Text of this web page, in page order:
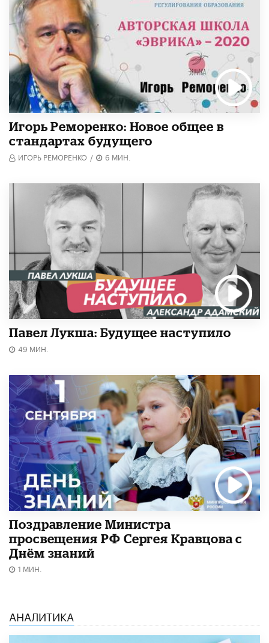
Игорь Реморенко: Новое общее в
стандартах будущего
ИГОРЬ РЕМОРЕНКО / 6 МИН.
Павел Лукша: Будущее наступило
49 МИН.
Поздравление Министра
просвещения РФ Сергея Кравцова с
Днём знаний
1 МИН.
АНАЛИТИКА